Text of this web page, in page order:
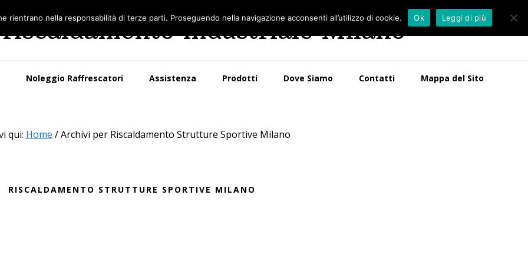
industriale Milano
Noleggio Raffrescatori Assistenza Prodotti Dove Siamo Contatti Mappa del Sito
qui: Home /Archivi per Riscaldamento Strutture Sportive Milano
RISCALDAMENTO STRUTTURE SPORTIVE MILANO
rientrano nella responsabilità di terze parti. Proseguendo nella navigazione acconsenti all’utilizzo di cookie. Ok Leggi di più